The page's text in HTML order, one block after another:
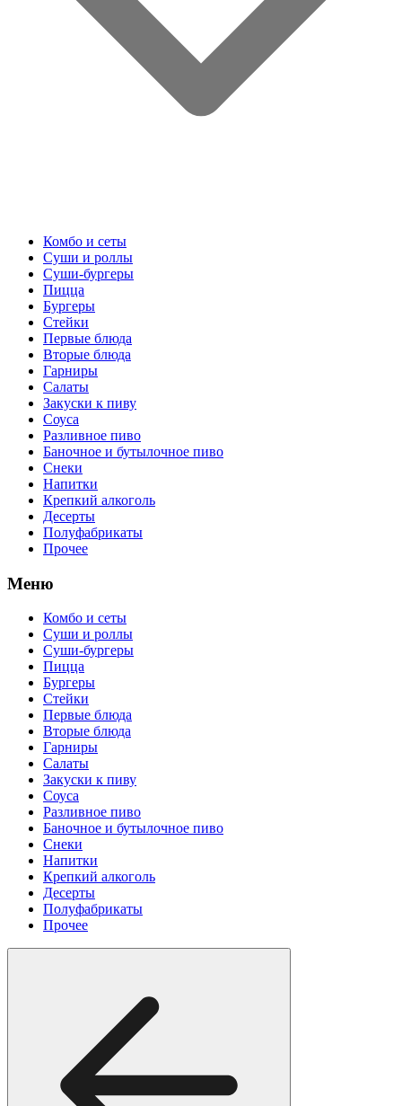
Комбо и сеты
Суши и роллы
Суши-бургеры
Пицца
Бургеры
Стейки
Первые блюда
Вторые блюда
Гарниры
Салаты
Закуски к пиву
Соуса
Разливное пиво
Баночное и бутылочное пиво
Снеки
Напитки
Крепкий алкоголь
Десерты
Полуфабрикаты
Прочее
Меню
Комбо и сеты
Суши и роллы
Суши-бургеры
Пицца
Бургеры
Стейки
Первые блюда
Вторые блюда
Гарниры
Салаты
Закуски к пиву
Соуса
Разливное пиво
Баночное и бутылочное пиво
Снеки
Напитки
Крепкий алкоголь
Десерты
Полуфабрикаты
Прочее